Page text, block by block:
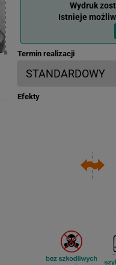
Wydruk
Istnieje
Termin realizacji
Efekty